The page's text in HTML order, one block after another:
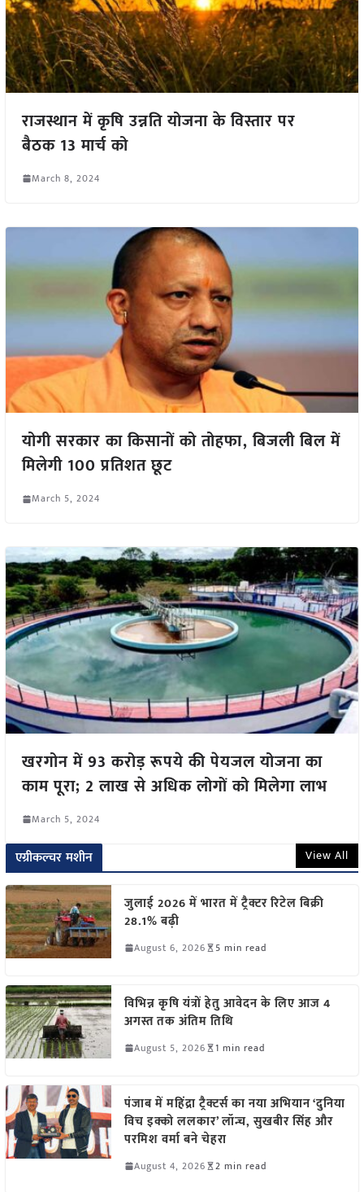
राजस्थान में कृषि उन्नति योजना के विस्तार पर
बैठक 13 मार्च को
March 8, 2024
योगी सरकार का किसानों को तोहफा, बिजली बिल में
मिलेगी 100 प्रतिशत छूट
March 5, 2024
खरगोन में 93 करोड़ रूपये की पेयजल योजना का
काम पूरा; 2 लाख से अधिक लोगों को मिलेगा लाभ
March 5, 2024
एग्रीकल्चर मशीन View All
जुलाई 2026 में भारत में ट्रैक्टर रिटेल बिक्री
28.1% बढ़ी
August 6, 2026 5 min read
विभिन्न कृषि यंत्रों हेतु आवेदन के लिए आज 4
अगस्त तक अंतिम तिथि
August 5, 2026 1 min read
पंजाब में महिंद्रा ट्रैक्टर्स का नया अभियान ‘दुनिया
विच इक्को ललकार’ लॉन्च, सुखबीर सिंह और
परमिश वर्मा बने चेहरा
August 4, 2026 2 min read